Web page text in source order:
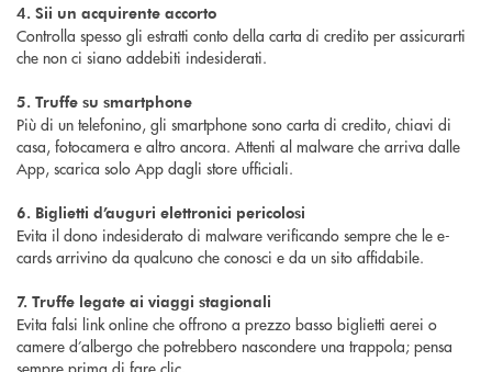
4. Sii un acquirente accorto
Controlla spesso gli estratti conto della carta di credito per assicurarti
che non ci siano addebiti indesiderati.
5. Truffe su smartphone
Più di un telefonino, gli smartphone sono carta di credito, chiavi di
casa, fotocamera e altro ancora. Attenti al malware che arriva dalle
App, scarica solo App dagli store ufficiali.
6. Biglietti d’auguri elettronici pericolosi
Evita il dono indesiderato di malware verificando sempre che le e-
cards arrivino da qualcuno che conosci e da un sito affidabile.
7. Truffe legate ai viaggi stagionali
Evita falsi link online che offrono a prezzo basso biglietti aerei o
camere d’albergo che potrebbero nascondere una trappola; pensa
sempre prima di fare clic.